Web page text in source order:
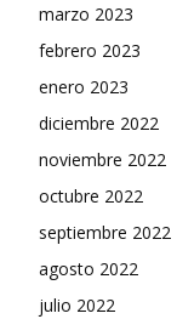
marzo 2023
febrero 2023
enero 2023
diciembre 2022
noviembre 2022
octubre 2022
septiembre 2022
agosto 2022
julio 2022